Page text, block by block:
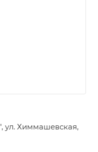
ул. Химмашевская,